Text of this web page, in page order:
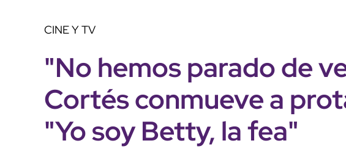
CINE Y TV
"No hemos parado de
Cortés conmueve a
"Yo soy Betty, la fea"